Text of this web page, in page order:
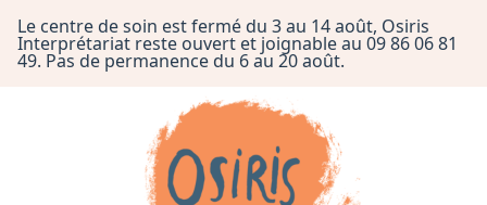
Le centre de soin est fermé du 3 au 14 août, Osiris
Interprétariat reste ouvert et joignable au 09 86 06 81
49. Pas de permanence du 6 au 20 août.